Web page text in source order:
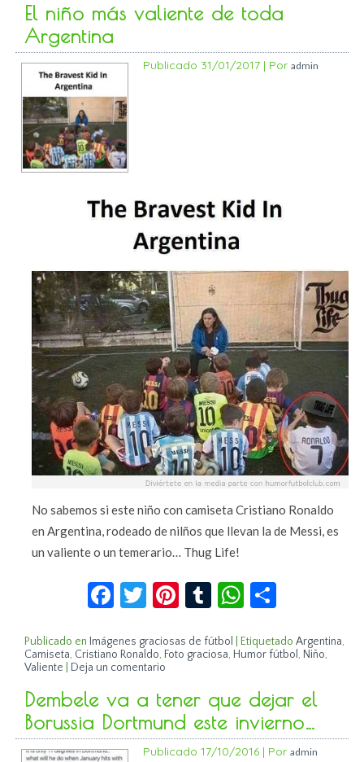
El niño más valiente de toda
Argentina
Publicado 31/01/2017 | Por admin
No sabemos si este niño con camiseta Cristiano Ronaldo
en Argentina, rodeado de nilños que llevan la de Messi, es
un valiente o un temerario… Thug Life!
Facebook
Twitter
Pinterest
TumblrWhatsApp
Publicado en Imágenes graciosas de fútbol Etiquetado Argentina,
Camiseta, Cristiano Ronaldo, Foto graciosa, Humor fútbol , Niño,
Valiente
Deja un comentario
Dembele va a tener que dejar el
Borussia Dortmund este invierno…
Publicado 17/10/2016 | Por admin